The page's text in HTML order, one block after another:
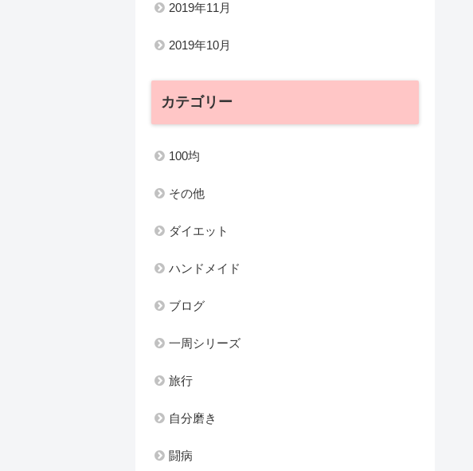
2019年11月
2019年10月
カテゴリー
100均
その他
ダイエット
ハンドメイド
ブログ
一周シリーズ
旅行
自分磨き
闘病